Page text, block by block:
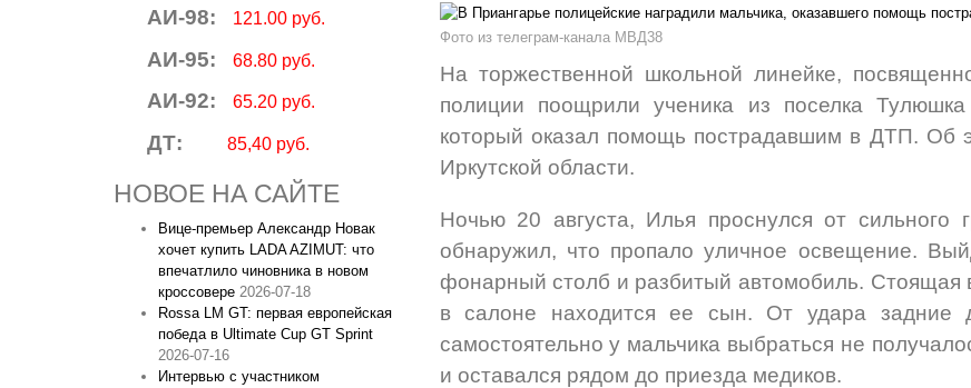
АИ-98: 121.00 руб.
АИ-95: 68.80 руб.
АИ-92: 65.20 руб.
ДТ: 85,40 руб.
НОВОЕ НА САЙТЕ
Вице‑премьер Александр Новак
хочет купить LADA AZIMUT: что
впечатлило чиновника в новом
кроссовере 2026-07-18
Rossa LM GT: первая европейская
победа в Ultimate Cup GT Sprint
2026-07-16
Интервью с участником
Фото из телеграм-канала МВД38
На торжественной школьной линейке,
полиции поощрили ученика из поселка
который оказал помощь пострадавшим в ДТП. Об
Иркутской области.
Ночью 20 августа, Илья проснулся от сильного
обнаружил, что пропало уличное освещение.
фонарный столб и разбитый автомобиль. Стоящая
в салоне находится ее сын. От удара задние
самостоятельно у мальчика выбраться не
и оставался рядом до приезда медиков.